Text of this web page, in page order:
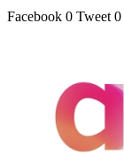
Facebook 0 Tweet 0